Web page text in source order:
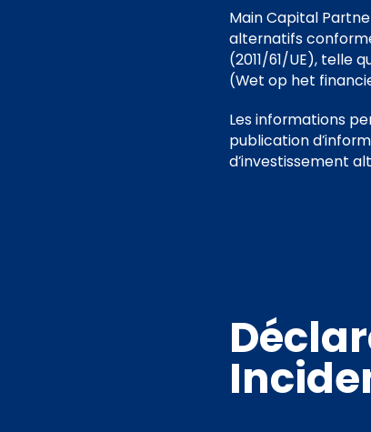
Main Capital
alternatifs
(2011/61/UE), telle
(Wet op het
Les informations
publication
d’investissement